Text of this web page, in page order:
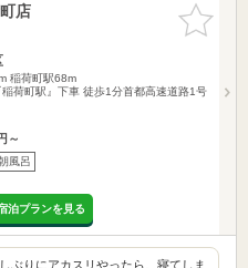
お気に入
りに追加
店
稲荷町駅68m
荷町駅』下車 徒歩1分首都高速道路1号
～
風呂
泊プランを見る
ぶりにアカスリやったら、寝てしま